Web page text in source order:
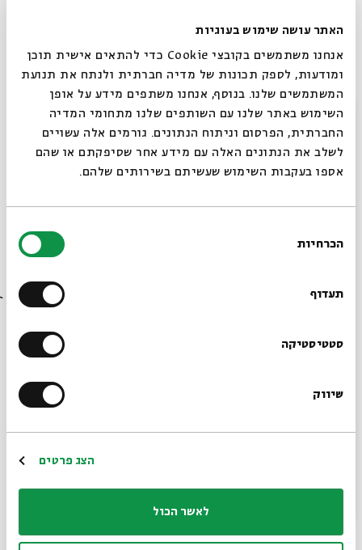
האתר עושה שימוש בעוגיות
אנחנו משתמשים בקובצי Cookie כדי להתאים אישית תוכן
ומודעות, לספק תכונות של מדיה חברתית ולנתח את תנועת
המשתמשים שלנו. בנוסף, אנחנו משתפים מידע על אופן
השימוש באתר שלנו עם השותפים שלנו מתחומי המדיה
החברתית, הפרסום וניתוח הנתונים. גורמים אלה עשויים
לשלב את הנתונים האלה עם מידע אחר שסיפקתם או שהם
אספו בעקבות השימוש שעשיתם בשירותים שלהם.
הסכמה
הכרחיות
תעדוף
סטטיסטיקה
שיווק
הצג פרטים
לאשר הכול
משיחיות בתקופת בית שני
עם: כנה ורמן
סגור